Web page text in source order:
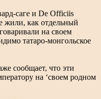
саге и De Officiis
жили, как отдельный
на своем
татаро-монгольское
сообщает, что эти
на ‘своем родном